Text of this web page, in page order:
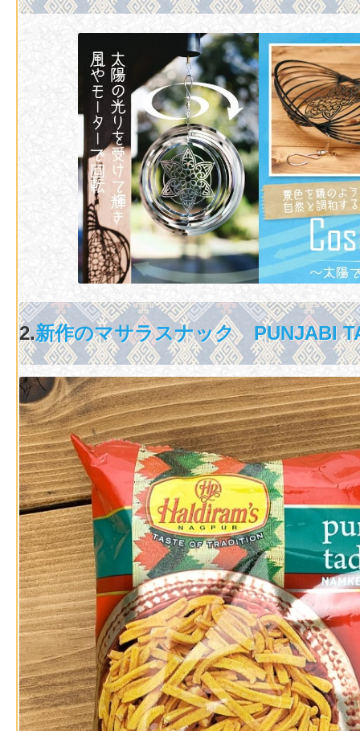
2.新作のマサラスナック PUNJABI